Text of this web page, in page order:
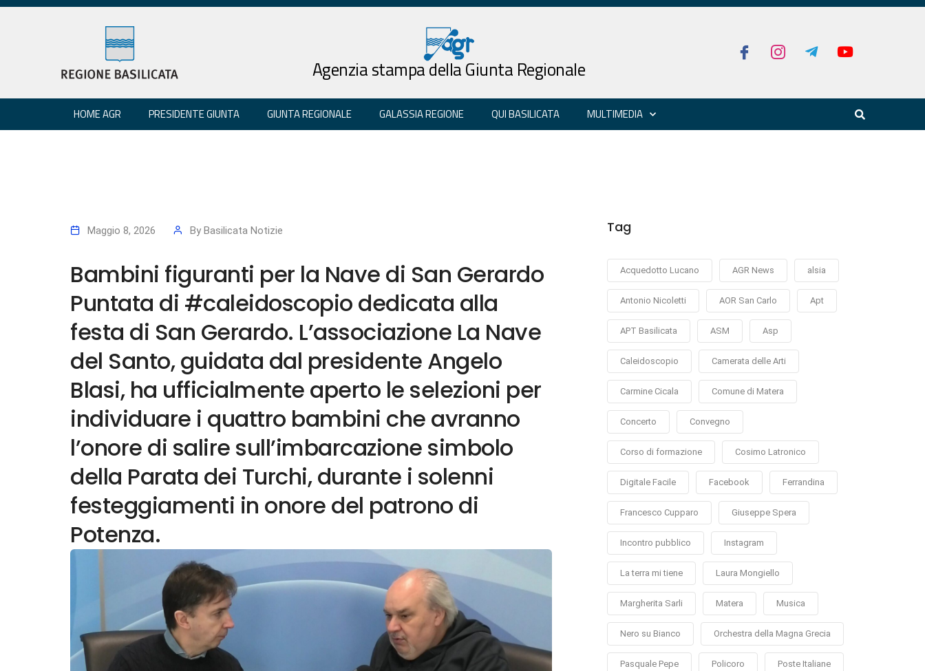
Agenzia stampa della Giunta Regionale
HOME AGR PRESIDENTE GIUNTA GIUNTA REGIONALE GALASSIA REGIONE QUI BASILICATA MULTIMEDIA
Maggio 8, 2026 By Basilicata Notizie
Bambini figuranti per la Nave di San Gerardo
Puntata di #caleidoscopio dedicata alla
festa di San Gerardo. L’associazione La Nave
del Santo, guidata dal presidente Angelo
Blasi, ha ufficialmente aperto le selezioni per
individuare i quattro bambini che avranno
l’onore di salire sull’imbarcazione simbolo
della Parata dei Turchi, durante i solenni
festeggiamenti in onore del patrono di
Potenza.
Tag
Acquedotto Lucano AGR News alsia
Antonio Nicoletti AOR San Carlo Apt
APT Basilicata ASM Asp
Caleidoscopio Camerata delle Arti
Carmine Cicala Comune di Matera
Concerto Convegno
Corso di formazione Cosimo Latronico
Digitale Facile Facebook Ferrandina
Francesco Cupparo Giuseppe Spera
Incontro pubblico Instagram
La terra mi tiene Laura Mongiello
Margherita Sarli Matera Musica
Nero su Bianco Orchestra della Magna Grecia
Pasquale Pepe Policoro Poste Italiane